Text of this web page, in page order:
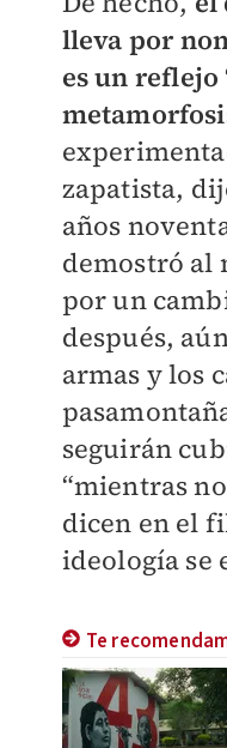
lleva por
es un reflejo
zapatista,
años
demostró al
por un
después,
armas y los
seguirán
“mientras
dicen en el
ideología se
Te